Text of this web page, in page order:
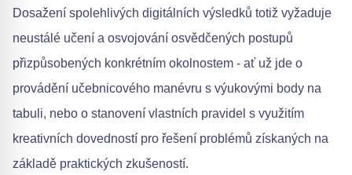
Dosažení spolehlivých digitálních výsledků totiž vyžaduje
neustálé učení a osvojování osvědčených postupů
přizpůsobených konkrétním okolnostem - ať už jde o
provádění učebnicového manévru s výukovými body na
tabuli, nebo o stanovení vlastních pravidel s využitím
kreativních dovedností pro řešení problémů získaných na
základě praktických zkušeností.